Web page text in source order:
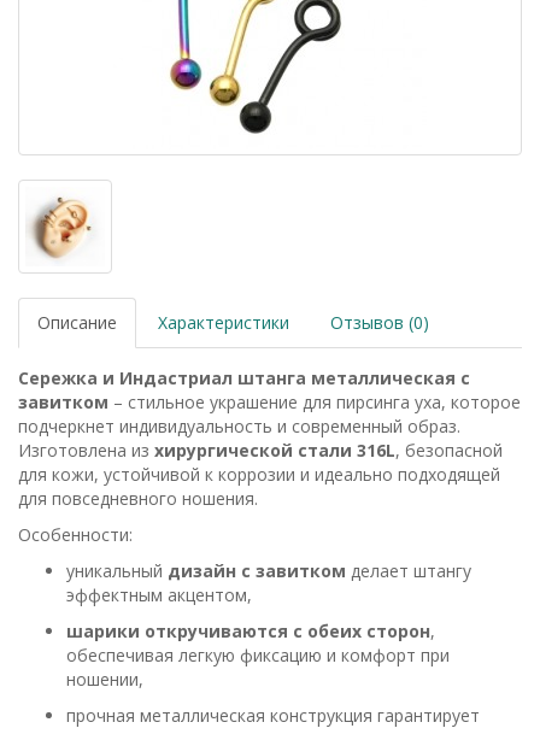
Описание Характеристики Отзывов (0)
Сережка и Индастриал штанга металлическая с
завитком – стильное украшение для пирсинга уха, которое
подчеркнет индивидуальность и современный образ.
Изготовлена из хирургической стали 316L, безопасной
для кожи, устойчивой к коррозии и идеально подходящей
для повседневного ношения.
Особенности:
уникальный дизайн с завитком делает штангу
эффектным акцентом,
шарики откручиваются с обеих сторон,
обеспечивая легкую фиксацию и комфорт при
ношении,
прочная металлическая конструкция гарантирует